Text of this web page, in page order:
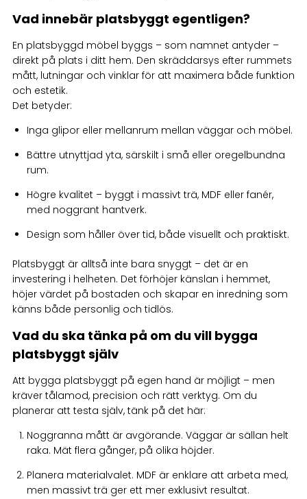
Vad innebär platsbyggt egentligen?
En platsbyggd möbel byggs – som namnet antyder –
direkt på plats i ditt hem. Den skräddarsys efter rummets
mått, lutningar och vinklar för att maximera både funktion
och estetik.
Det betyder:
Inga glipor eller mellanrum mellan väggar och möbel.
Bättre utnyttjad yta, särskilt i små eller oregelbundna
rum.
Högre kvalitet – byggt i massivt trä, MDF eller fanér,
med noggrant hantverk.
Design som håller över tid, både visuellt och praktiskt.
Platsbyggt är alltså inte bara snyggt – det är en
investering i helheten. Det förhöjer känslan i hemmet,
höjer värdet på bostaden och skapar en inredning som
känns både personlig och tidlös.
Vad du ska tänka på om du vill bygga
platsbyggt själv
Att bygga platsbyggt på egen hand är möjligt – men
kräver tålamod, precision och rätt verktyg. Om du
planerar att testa själv, tänk på det här:
Noggranna mått är avgörande. Väggar är sällan helt
raka. Mät flera gånger, på olika höjder.
Planera materialvalet. MDF är enklare att arbeta med,
men massivt trä ger ett mer exklusivt resultat.